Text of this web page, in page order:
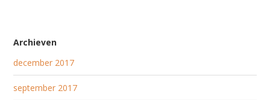
Archieven
december 2017
september 2017